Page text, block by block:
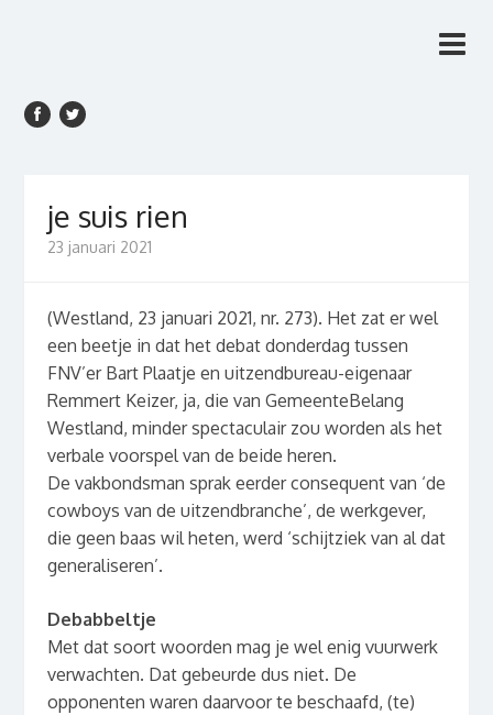
je suis rien
23 januari 2021
(Westland, 23 januari 2021, nr. 273). Het zat er wel
een beetje in dat het debat donderdag tussen
FNV’er Bart Plaatje en uitzendbureau-eigenaar
Remmert Keizer, ja, die van GemeenteBelang
Westland, minder spectaculair zou worden als het
verbale voorspel van de beide heren.
De vakbondsman sprak eerder consequent van ‘de
cowboys van de uitzendbranche’, de werkgever,
die geen baas wil heten, werd ‘schijtziek van al dat
generaliseren’.
Debabbeltje
Met dat soort woorden mag je wel enig vuurwerk
verwachten. Dat gebeurde dus niet. De
opponenten waren daarvoor te beschaafd, (te)